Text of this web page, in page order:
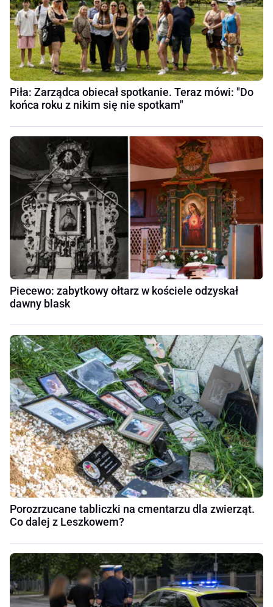
Piła: Zarządca obiecał spotkanie. Teraz mówi: "Do
końca roku z nikim się nie spotkam"
Piecewo: zabytkowy ołtarz w kościele odzyskał
dawny blask
Porozrzucane tabliczki na cmentarzu dla zwierząt.
Co dalej z Leszkowem?